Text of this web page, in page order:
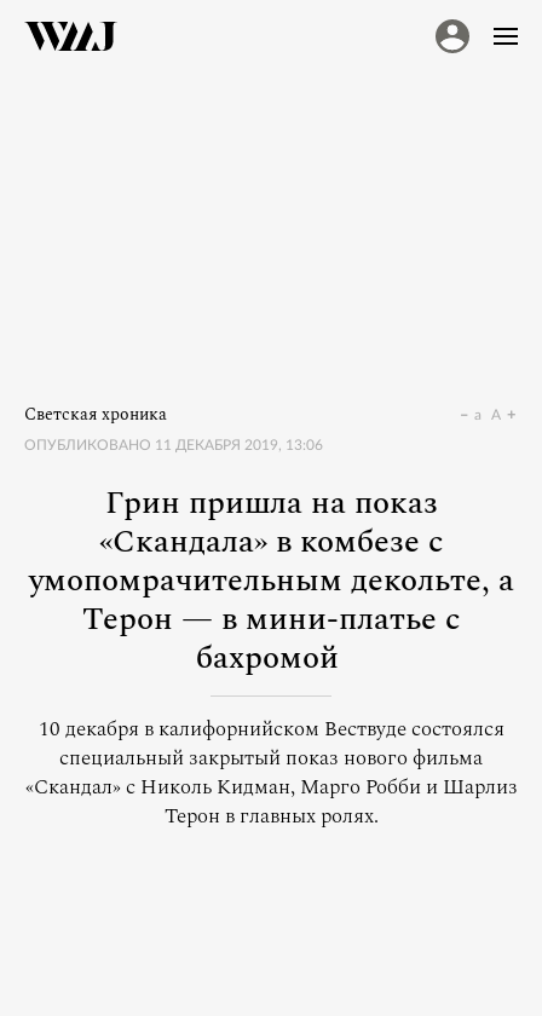
Светская хроника
ОПУБЛИКОВАНО 11 ДЕКАБРЯ 2019, 13:06
a A
Грин пришла на показ
«Скандала» в комбезе с
умопомрачительным декольте, а
Терон — в мини-платье с
бахромой
10 декабря в калифорнийском Вествуде состоялся
специальный закрытый показ нового фильма
«Скандал» с Николь Кидман, Марго Робби и Шарлиз
Терон в главных ролях.